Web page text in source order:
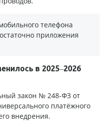
телефона
приложения
в 2025–2026
закон № 248-ФЗ от
платёжного
внедрения.